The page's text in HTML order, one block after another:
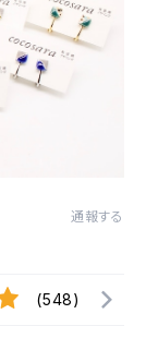
通報する
(548)